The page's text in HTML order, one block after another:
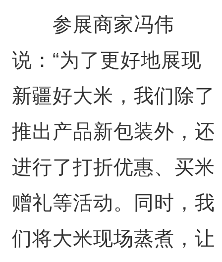
参展商家冯伟
说：“为了更好地展现
新疆好大米，我们除了
推出产品新包装外，还
进行了打折优惠、买米
赠礼等活动。同时，我
们将大米现场蒸煮，让